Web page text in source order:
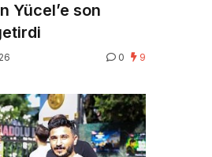
Yücel’e son
0 9